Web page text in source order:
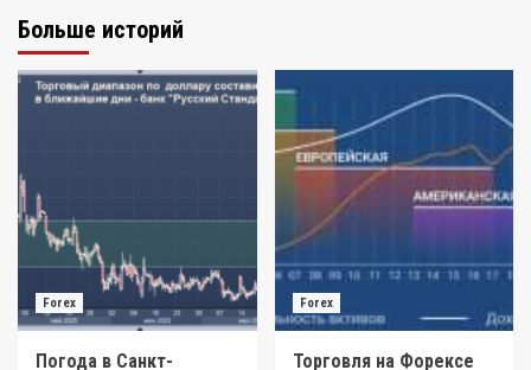
Больше историй
Forex
Погода в Санкт-
Forex
Торговля на Форексе